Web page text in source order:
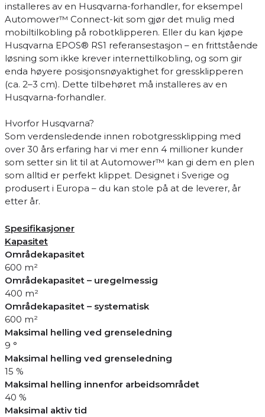
installeres av en Husqvarna-forhandler, for eksempel
Automower™ Connect-kit som gjør det mulig med
mobiltilkobling på robotklipperen. Eller du kan kjøpe
Husqvarna EPOS® RS1 referansestasjon – en frittstående
løsning som ikke krever internettilkobling, og som gir
enda høyere posisjonsnøyaktighet for gressklipperen
(ca. 2–3 cm). Dette tilbehøret må installeres av en
Husqvarna-forhandler.
Hvorfor Husqvarna?
Som verdensledende innen robotgressklipping med
over 30 års erfaring har vi mer enn 4 millioner kunder
som setter sin lit til at Automower™ kan gi dem en plen
som alltid er perfekt klippet. Designet i Sverige og
produsert i Europa – du kan stole på at de leverer, år
etter år.
Spesifikasjoner
Kapasitet
Områdekapasitet
600 m²
Områdekapasitet – uregelmessig
400 m²
Områdekapasitet – systematisk
600 m²
Maksimal helling ved grenseledning
9 °
Maksimal helling ved grenseledning
15 %
Maksimal helling innenfor arbeidsområdet
40 %
Maksimal aktiv tid